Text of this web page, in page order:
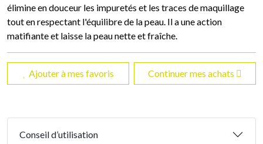
élimine en douceur les impuretés et les traces de maquillage
tout en respectant l'équilibre de la peau. Il a une action
matifiante et laisse la peau nette et fraîche.
Ajouter à mes favoris Continuer mes achats
Conseil d’utilisation